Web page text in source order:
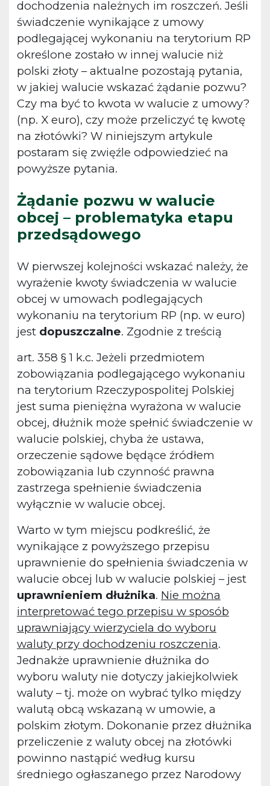
dochodzenia należnych im roszczeń. Jeśli
świadczenie wynikające z umowy
podlegającej wykonaniu na terytorium RP
określone zostało w innej walucie niż
polski złoty – aktualne pozostają pytania,
w jakiej walucie wskazać żądanie pozwu?
Czy ma być to kwota w walucie z umowy?
(np. X euro), czy może przeliczyć tę kwotę
na złotówki? W niniejszym artykule
postaram się zwięźle odpowiedzieć na
powyższe pytania.
Żądanie pozwu w walucie
obcej – problematyka etapu
przedsądowego
W pierwszej kolejności wskazać należy, że
wyrażenie kwoty świadczenia w walucie
obcej w umowach podlegających
wykonaniu na terytorium RP (np. w euro)
jest dopuszczalne. Zgodnie z treścią
art. 358 § 1 k.c. Jeżeli przedmiotem
zobowiązania podlegającego wykonaniu
na terytorium Rzeczypospolitej Polskiej
jest suma pieniężna wyrażona w walucie
obcej, dłużnik może spełnić świadczenie w
walucie polskiej, chyba że ustawa,
orzeczenie sądowe będące źródłem
zobowiązania lub czynność prawna
zastrzega spełnienie świadczenia
wyłącznie w walucie obcej.
Warto w tym miejscu podkreślić, że
wynikające z powyższego przepisu
uprawnienie do spełnienia świadczenia w
walucie obcej lub w walucie polskiej – jest
uprawnieniem dłużnika. Nie można
interpretować tego przepisu w sposób
uprawniający wierzyciela do wyboru
waluty przy dochodzeniu roszczenia.
Jednakże uprawnienie dłużnika do
wyboru waluty nie dotyczy jakiejkolwiek
waluty – tj. może on wybrać tylko między
walutą obcą wskazaną w umowie, a
polskim złotym. Dokonanie przez dłużnika
przeliczenie z waluty obcej na złotówki
powinno nastąpić według kursu
średniego ogłaszanego przez Narodowy